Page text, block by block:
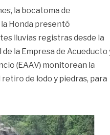
la bocatoma de
Honda presentó
lluvias registras desde la
la Empresa de Acueducto
(EAAV) monitorean la
de lodo y piedras, para